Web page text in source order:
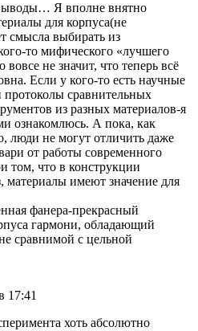
Я вполне внятно
для корпуса(не
смысла выбирать из
то мифического «лучшего
вовсе не значит, что теперь всё
Если у кого-то есть научные
протоколы сравнительных
из разных материалов-я
ознакомлюсь. А пока, как
люди не могут отличить даже
от работы современного
том, что в конструкции
материалы имеют значение для
фанера-прекрасный
гармони, обладающий
сравнимой с цельной
17:41
хоть абсолютно